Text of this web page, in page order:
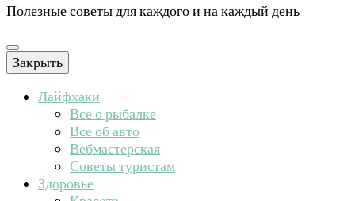
Полезные советы для каждого и на каждый день
Закрыть
Лайфхаки
Все о рыбалке
Все об авто
Вебмастерская
Советы туристам
Здоровье